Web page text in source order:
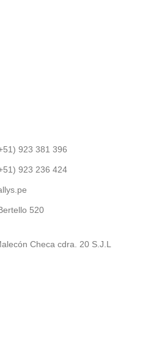
923 381 396
923 236 424
520
Checa cdra. 20 S.J.L